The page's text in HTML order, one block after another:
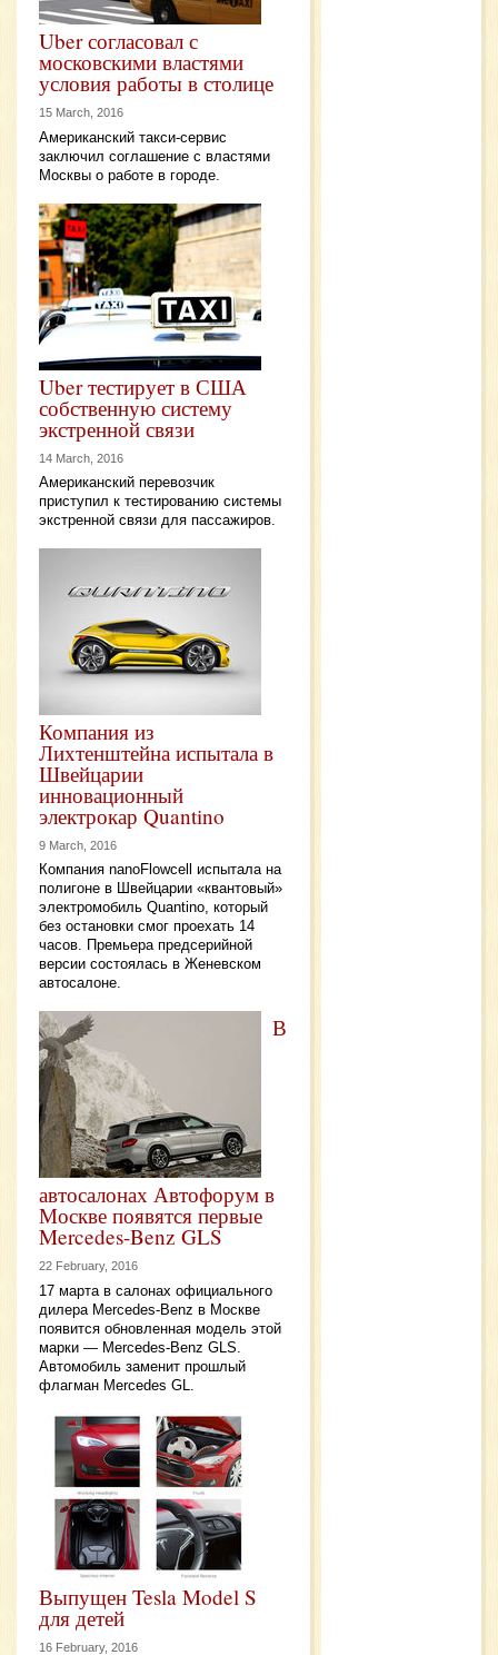
Uber согласовал с
московскими властями
условия работы в столице
15 March, 2016
Американский такси-сервис
заключил соглашение с властями
Москвы о работе в городе.
Uber тестирует в США
собственную систему
экстренной связи
14 March, 2016
Американский перевозчик
приступил к тестированию системы
экстренной связи для пассажиров.
Компания из
Лихтенштейна испытала в
Швейцарии
инновационный
электрокар Quantino
9 March, 2016
Компания nanoFlowcell испытала на
полигоне в Швейцарии «квантовый»
электромобиль Quantino, который
без остановки смог проехать 14
часов. Премьера предсерийной
версии состоялась в Женевском
автосалоне.
В
автосалонах Автофорум в
Москве появятся первые
Mercedes-Benz GLS
22 February, 2016
17 марта в салонах официального
дилера Mercedes-Benz в Москве
появится обновленная модель этой
марки — Mercedes-Benz GLS.
Автомобиль заменит прошлый
флагман Mercedes GL.
Выпущен Tesla Model S
для детей
16 February, 2016